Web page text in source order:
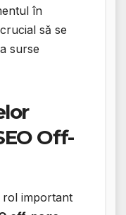
în
să se
surse
Off-
rol important